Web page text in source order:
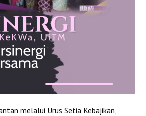
melalui Urus Setia Kebajikan,